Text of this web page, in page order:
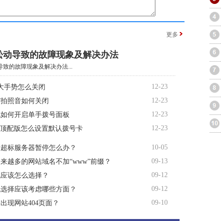
更多
动导致的故障现象及解决办法
致的故障现象及解决办法...
手势怎么关闭
12-23
拍照音如何关闭
12-23
何开启单手拨号面板
12-23
配版怎么设置默认拨号卡
12-23
标服务器暂停怎么办？
10-05
越多的网站域名不加“www”前缀？
09-13
该怎么选择？
09-12
择应该考虑哪些方面？
09-12
现网站404页面？
09-10